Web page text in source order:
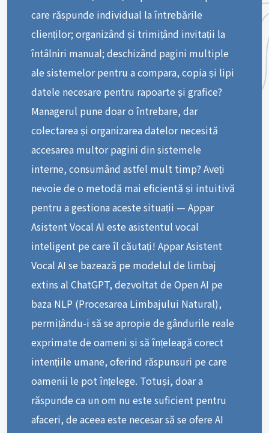
care răspunde individual la întrebările
clienților; organizând și trimițând invitații la
întâlniri manual; deschizând pagini multiple
ale sistemelor pentru a compara, copia și lipi
datele necesare pentru rapoarte și grafice?
Managerul pune doar o întrebare, dar
colectarea și organizarea datelor necesită
accesarea multor pagini din sistemele
interne, consumând astfel mult timp? Aveți
nevoie de o metodă mai eficientă și intuitivă
pentru a gestiona aceste situații — Appar
Asistent Vocal AI este asistentul vocal
inteligent pe care îl căutați! Appar Asistent
Vocal AI se bazează pe modelul de limbaj
extins al ChatGPT, dezvoltat de Open AI pe
baza NLP (Procesarea Limbajului Natural),
permițându-i să se apropie de gândurile reale
exprimate de oameni și să înțeleagă corect
intențiile umane, oferind răspunsuri pe care
oamenii le pot înțelege. Totuși, doar a
răspunde ca un om nu este suficient pentru
afaceri, de aceea este necesar să se ofere AI